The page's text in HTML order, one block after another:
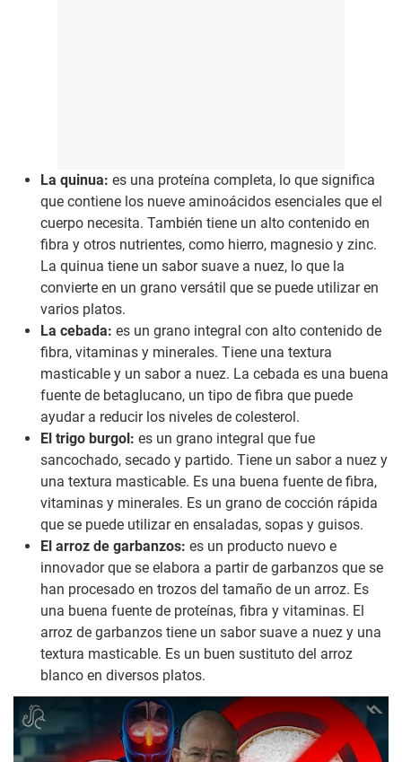
La quinua: es una proteína completa, lo que significa
que contiene los nueve aminoácidos esenciales que el
cuerpo necesita. También tiene un alto contenido en
fibra y otros nutrientes, como hierro, magnesio y zinc.
La quinua tiene un sabor suave a nuez, lo que la
convierte en un grano versátil que se puede utilizar en
varios platos.
La cebada: es un grano integral con alto contenido de
fibra, vitaminas y minerales. Tiene una textura
masticable y un sabor a nuez. La cebada es una buena
fuente de betaglucano, un tipo de fibra que puede
ayudar a reducir los niveles de colesterol.
El trigo burgol: es un grano integral que fue
sancochado, secado y partido. Tiene un sabor a nuez y
una textura masticable. Es una buena fuente de fibra,
vitaminas y minerales. Es un grano de cocción rápida
que se puede utilizar en ensaladas, sopas y guisos.
El arroz de garbanzos: es un producto nuevo e
innovador que se elabora a partir de garbanzos que se
han procesado en trozos del tamaño de un arroz. Es
una buena fuente de proteínas, fibra y vitaminas. El
arroz de garbanzos tiene un sabor suave a nuez y una
textura masticable. Es un buen sustituto del arroz
blanco en diversos platos.